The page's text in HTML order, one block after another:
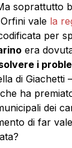
soprattutto
vale la
per
era
i
di Giachetti
ha
dei
di far